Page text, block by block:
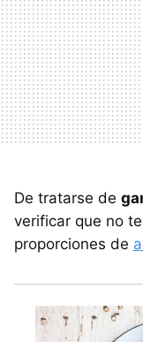
De tratarse de
verificar que no
proporciones de